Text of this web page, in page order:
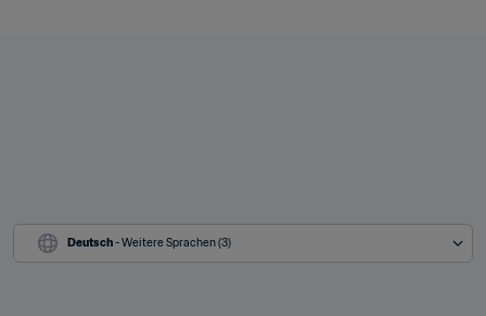
Deutsch - Weitere Sprachen (3)